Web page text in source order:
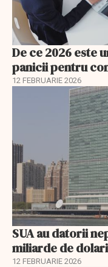
De ce 2026 este
panicii pentru
12 FEBRUARIE 2026
SUA au datorii
miliarde de
12 FEBRUARIE 2026